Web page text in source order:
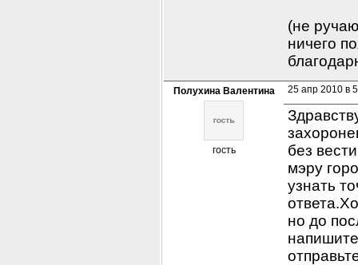
(не
ничего
Полухина Валентина
гость
25 апр 2010 в
без
мэру
узнать
но до